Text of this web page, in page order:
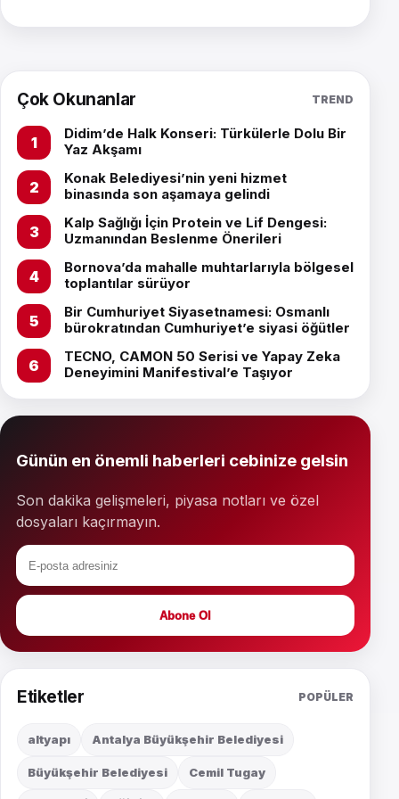
Çok Okunanlar TREND
Didim’de Halk Konseri: Türkülerle Dolu Bir
Yaz Akşamı
Konak Belediyesi’nin yeni hizmet
binasında son aşamaya gelindi
Kalp Sağlığı İçin Protein ve Lif Dengesi:
Uzmanından Beslenme Önerileri
Bornova’da mahalle muhtarlarıyla bölgesel
toplantılar sürüyor
Bir Cumhuriyet Siyasetnamesi: Osmanlı
bürokratından Cumhuriyet’e siyasi öğütler
TECNO, CAMON 50 Serisi ve Yapay Zeka
Deneyimini Manifestival’e Taşıyor
Günün en önemli haberleri cebinize gelsin
Son dakika gelişmeleri, piyasa notları ve özel
dosyaları kaçırmayın.
Abone Ol
Etiketler POPÜLER
altyapı Antalya Büyükşehir Belediyesi
Büyükşehir Belediyesi Cemil Tugay